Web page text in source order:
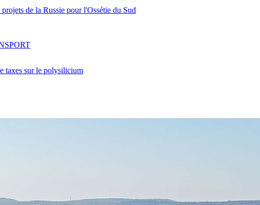
de la Russie pour l'Ossétie du Sud
taxes sur le polysilicium